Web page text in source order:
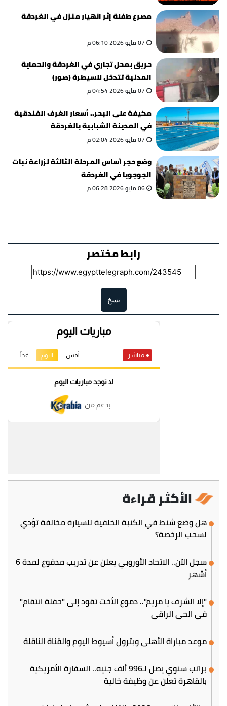
مصرع طفلة إثر انهيار منزل في الغردقة
07 مايو 2026 06:10 م
حريق بمحل تجاري في الغردقة والحماية
المدنية تتدخل للسيطرة (صور)
07 مايو 2026 04:54 م
مكيفة على البحر.. أسعار الغرف الفندقية
في المدينة الشبابية بالغردقة
07 مايو 2026 02:04 م
وضع حجر أساس المرحلة الثالثة لزراعة نبات
الجوجوبا في الغردقة
06 مايو 2026 06:28 م
رابط مختصر
نسخ
الأكثر قراءة
هل وضع شنط في الكنبة الخلفية للسيارة مخالفة تؤدي
لسحب الرخصة؟
سجل الآن.. الاتحاد الأوروبي يعلن عن تدريب مدفوع لمدة 6
أشهر
"إلا الشرف يا مريم".. دموع الأخت تقود إلى "حفلة انتقام"
في الحي الراقي
موعد مباراة الأهلي وبترول أسيوط اليوم والقناة الناقلة
براتب سنوي يصل لـ996 ألف جنيه.. السفارة الأمريكية
بالقاهرة تعلن عن وظيفة خالية